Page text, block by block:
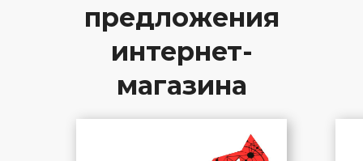
предложения
интернет-
магазина